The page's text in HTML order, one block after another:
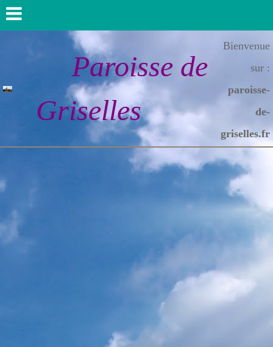
Paroisse de
Griselles
Bienvenue
sur :
paroisse-
de-
griselles.fr